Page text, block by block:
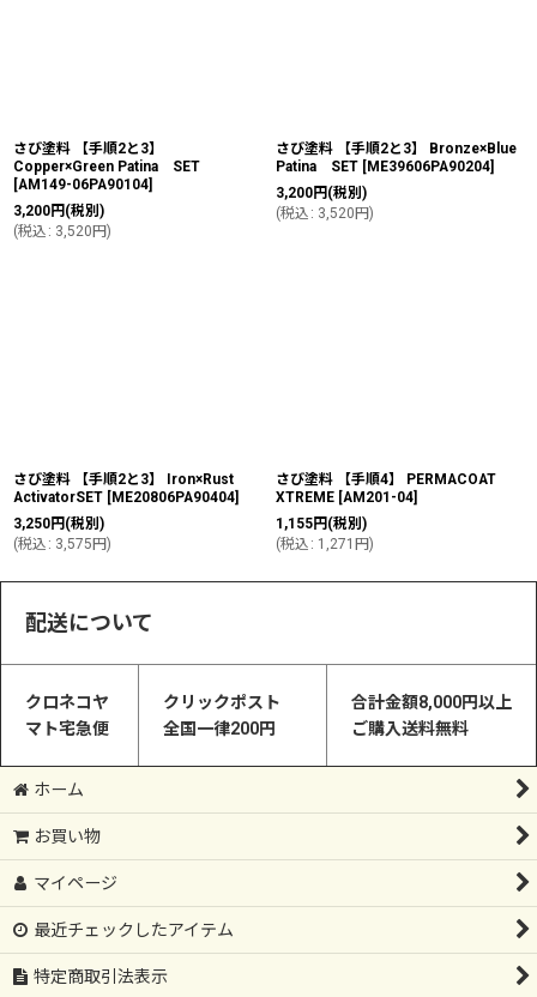
さび塗料 【手順2と3】
Copper×Green Patina SET
[AM149-06PA90104]
3,200円 (税別)
(税込 : 3,520円)
さび塗料 【手順2と3】 Bronze×Blue
Patina SET [ME39606PA90204]
3,200円 (税別)
(税込 : 3,520円)
さび塗料 【手順2と3】 Iron×Rust
ActivatorSET [ME20806PA90404]
3,250円 (税別)
(税込 : 3,575円)
さび塗料 【手順4】 PERMACOAT
XTREME [AM201-04]
1,155円 (税別)
(税込 : 1,271 円)
配送について
クロネコヤ
マト宅急便
クリックポスト
全国一律200円
合計金額8,000円以上
ご購入送料無料
ホーム
お買い物
マイページ
最近チェックしたアイテム
特定商取引法表示